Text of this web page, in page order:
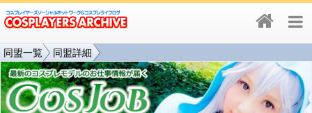
同盟一覧 同盟詳細